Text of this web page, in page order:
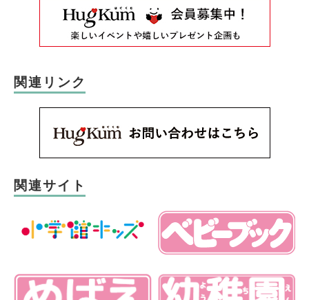
関連リンク
関連サイト